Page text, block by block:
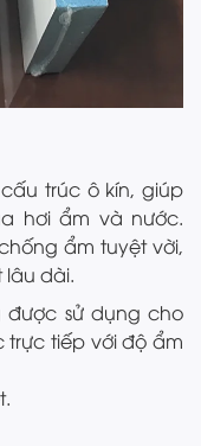
cấu trúc ô kín, giúp
hơi ẩm và nước.
ẩm tuyệt vời,
dài.
được sử dụng cho
trực tiếp với độ ẩm